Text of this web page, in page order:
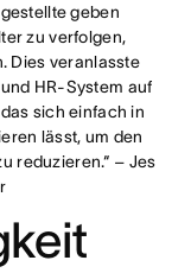
geben
zu verfolgen,
Dies veranlasste
HR-System auf
sich einfach in
lässt, um den
reduzieren.“ – Jes